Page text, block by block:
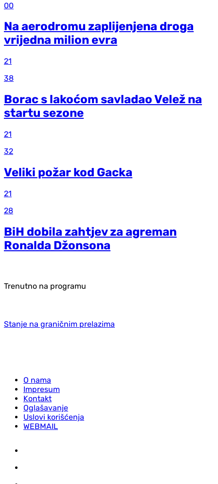
00
Na aerodromu zaplijenjena droga
vrijedna milion evra
21
38
Borac s lakoćom savladao Velež na
startu sezone
21
32
Veliki požar kod Gacka
21
28
BiH dobila zahtjev za agreman
Ronalda Džonsona
Trenutno na programu
Stanje na graničnim prelazima
O nama
Impresum
Kontakt
Oglašavanje
Uslovi korišćenja
WEBMAIL